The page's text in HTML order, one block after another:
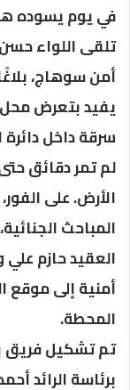
في يوم يسوده
تلقى اللواء حسن
أمن سوهاج،
يفيد بتعرض محل
سرقة داخل
لم تمر دقائق
الأرض. على
المباحث
العقيد حازم
أمنية إلى موقع
المحطة.
تم تشكيل
برئاسة الرائد